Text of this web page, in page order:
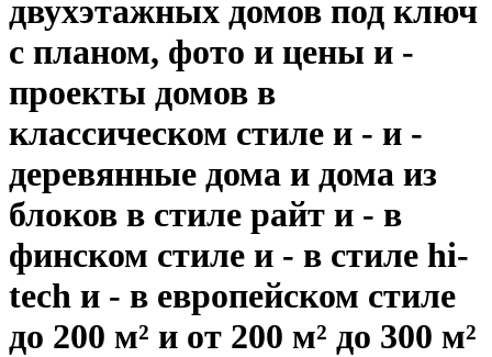
двухэтажных домов под ключ
с планом, фото и цены и -
проекты домов в
классическом стиле и - и -
деревянные дома и дома из
блоков в стиле райт и - в
финском стиле и - в стиле hi-
tech и - в европейском стиле
до 200 м² и от 200 м² до 300 м²